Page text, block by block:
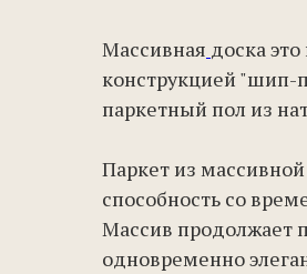
Массивная доска
конструкцией "шип-
паркетный пол из
Паркет из
способность со
Массив продолжает
одновременно